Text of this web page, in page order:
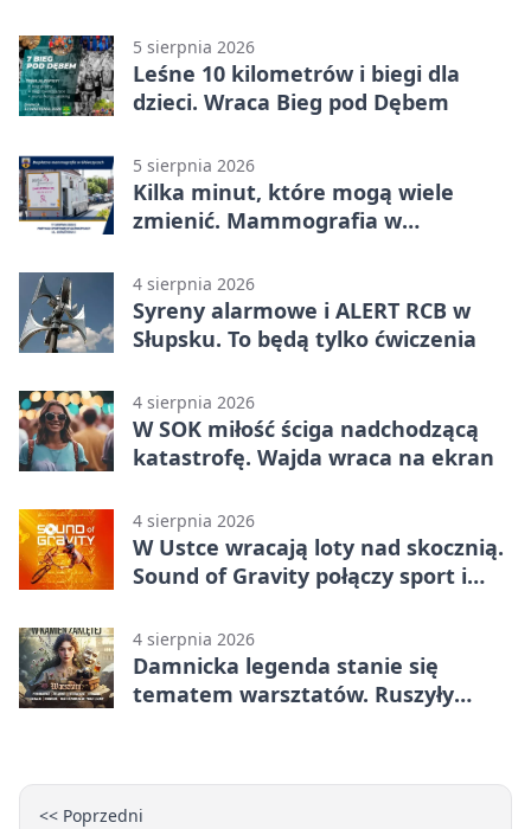
5 sierpnia 2026
Leśne 10 kilometrów i biegi dla
dzieci. Wraca Bieg pod Dębem
5 sierpnia 2026
Kilka minut, które mogą wiele
zmienić. Mammografia w
4 sierpnia 2026
Syreny alarmowe i ALERT RCB w
Słupsku. To będą tylko ćwiczenia
4 sierpnia 2026
W SOK miłość ściga nadchodzącą
katastrofę. Wajda wraca na ekran
4 sierpnia 2026
W Ustce wracają loty nad skocznią.
Sound of Gravity połączy sport i
4 sierpnia 2026
Damnicka legenda stanie się
tematem warsztatów. Ruszyły
<< Poprzedni